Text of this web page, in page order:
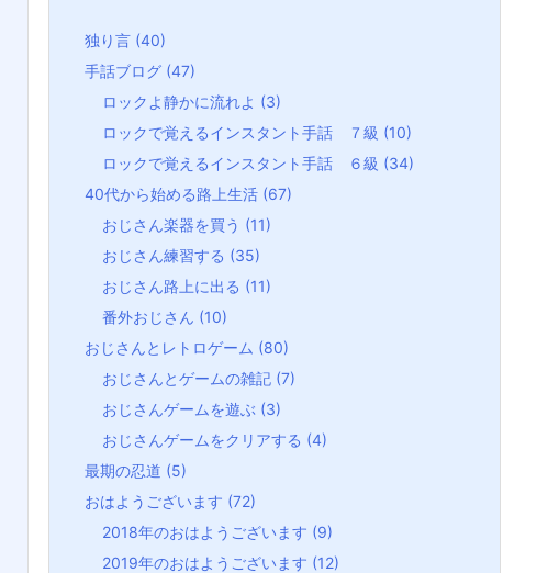
独り言 (40)
手話ブログ (47)
ロックよ静かに流れよ (3)
ロックで覚えるインスタント手話 ７級 (10)
ロックで覚えるインスタント手話 ６級 (34)
40代から始める路上生活 (67)
おじさん楽器を買う (11)
おじさん練習する (35)
おじさん路上に出る (11)
番外おじさん (10)
おじさんとレトロゲーム (80)
おじさんとゲームの雑記 (7)
おじさんゲームを遊ぶ (3)
おじさんゲームをクリアする (4)
最期の忍道 (5)
おはようございます (72)
2018年のおはようございます (9)
2019年のおはようございます (12)